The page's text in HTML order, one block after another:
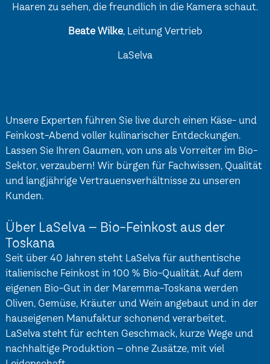
Beate Wilke, Leitung Vertrieb
LaSelva
Unsere Experten führen Sie live durch einen Käse- und
Feinkost-Abend voller kulinarischer Entdeckungen.
Lassen Sie Ihren Gaumen, von uns als Vorreiter im Bio-
Sektor, verzaubern! Wir bürgen für Fachwissen, Qualität
und langjährige Vertrauensverhältnisse zu unseren
Kunden.
Über LaSelva – Bio-Feinkost aus der
Toskana
Seit über 40 Jahren steht LaSelva für authentische
italienische Feinkost in 100 % Bio-Qualität. Auf dem
eigenen Bio-Gut in der Maremma-Toskana werden
Oliven, Gemüse, Kräuter und Wein angebaut und in der
hauseigenen Manufaktur schonend verarbeitet.
LaSelva steht für echten Geschmack, kurze Wege und
nachhaltige Produktion – ohne Zusätze, mit viel